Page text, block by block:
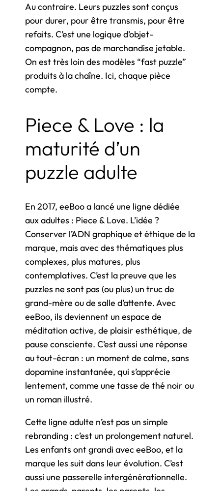
Au contraire. Leurs puzzles sont conçus
pour durer, pour être transmis, pour être
refaits. C’est une logique d’objet-
compagnon, pas de marchandise jetable.
On est très loin des modèles “fast puzzle”
produits à la chaîne. Ici, chaque pièce
compte.
Piece & Love : la
maturité d’un
puzzle adulte
En 2017, eeBoo a lancé une ligne dédiée
aux adultes : Piece & Love. L’idée ?
Conserver l’ADN graphique et éthique de la
marque, mais avec des thématiques plus
complexes, plus matures, plus
contemplatives. C’est la preuve que les
puzzles ne sont pas (ou plus) un truc de
grand-mère ou de salle d’attente. Avec
eeBoo, ils deviennent un espace de
méditation active, de plaisir esthétique, de
pause consciente. C’est aussi une réponse
au tout-écran : un moment de calme, sans
dopamine instantanée, qui s’apprécie
lentement, comme une tasse de thé noir ou
un roman illustré.
Cette ligne adulte n’est pas un simple
rebranding : c’est un prolongement naturel.
Les enfants ont grandi avec eeBoo, et la
marque les suit dans leur évolution. C’est
aussi une passerelle intergénérationnelle.